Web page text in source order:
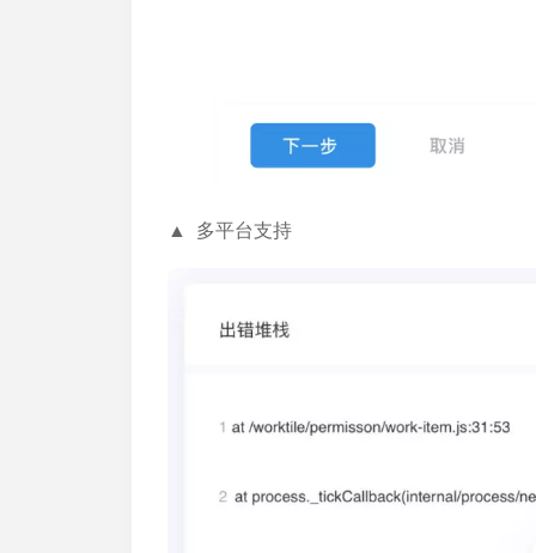
▲ 多平台支持